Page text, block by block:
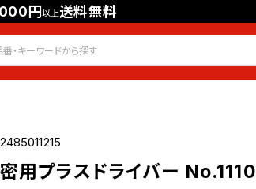
円以上送料無料
会員登録 ログイン お気に入り
用プラスドライバー No.1110